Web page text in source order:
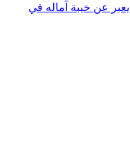
يعبر عن خيبة آماله في